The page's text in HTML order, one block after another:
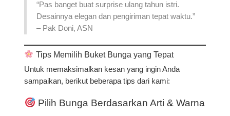
“Pas banget buat surprise ulang tahun istri.
Desainnya elegan dan pengiriman tepat waktu.”
– Pak Doni, ASN
Tips Memilih Buket Bunga yang Tepat
Untuk memaksimalkan kesan yang ingin Anda
sampaikan, berikut beberapa tips dari kami:
Pilih Bunga Berdasarkan Arti & Warna